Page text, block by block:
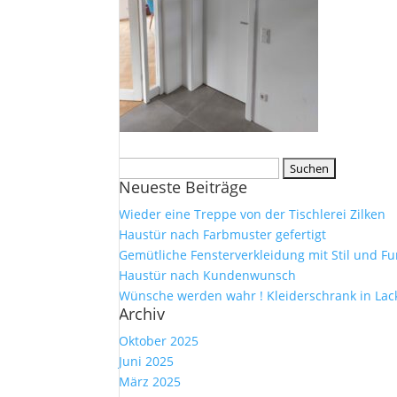
nach:
Neueste Beiträge
Wieder eine Treppe von der Tischlerei Zilken
Haustür nach Farbmuster gefertigt
Gemütliche Fensterverkleidung mit Stil und
Haustür nach Kundenwunsch
Wünsche werden wahr ! Kleiderschrank in
Archiv
Oktober 2025
Juni 2025
März 2025